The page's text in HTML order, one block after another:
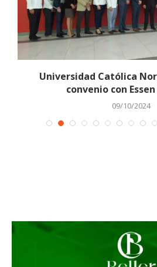
Universidad Católica
convenio con
09/10/2024